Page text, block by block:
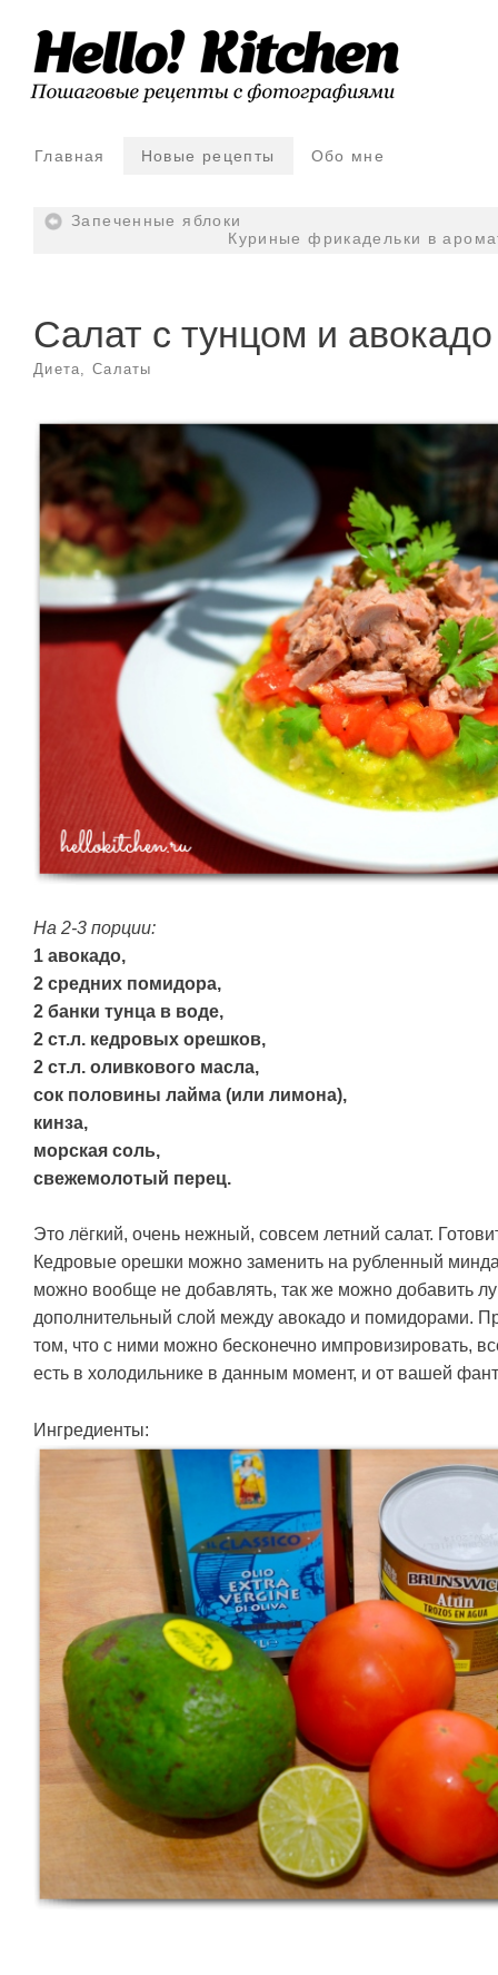
Главная Новые рецепты Обо мне
Запеченные яблоки
Куриные фрикадельки в
Салат с тунцом и авокадо
Диета, Салаты
На 2-3 порции:
1 авокадо,
2 средних помидора,
2 банки тунца в воде,
2 ст.л. кедровых орешков,
2 ст.л. оливкового масла,
сок половины лайма (или лимона),
кинза,
морская соль,
свежемолотый перец.
Это лёгкий, очень нежный, совсем летний салат.
Кедровые орешки можно заменить на рубленный
можно вообще не добавлять, так же можно добавить
дополнительный слой между авокадо и помидорами.
том, что с ними можно бесконечно импровизировать,
есть в холодильнике в данным момент, и от вашей
Ингредиенты: